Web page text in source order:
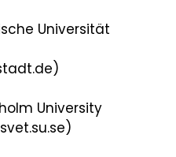
Universität
University